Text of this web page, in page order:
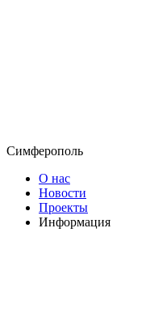
Симферополь
О нас
Новости
Проекты
Информация